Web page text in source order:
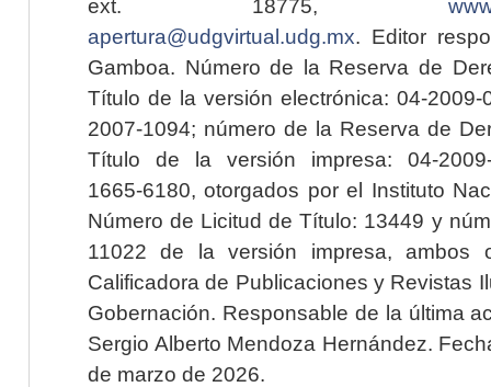
ext. 18775,
apertura@udgvirtual.udg.mx. Editor
Gamboa. Número de la Reserva de
Título de la versión electrónica: 04-2009-
2007-1094; número de la Reserva de
Título de la versión impresa: 04-2009-
1665-6180, otorgados por el Instituto
Número de Licitud de Título: 13449 y
11022 de la versión impresa, ambos
Calificadora de Publicaciones y Revistas
Gobernación. Responsable de la última
Sergio Alberto Mendoza Hernández.
de marzo de 2026.